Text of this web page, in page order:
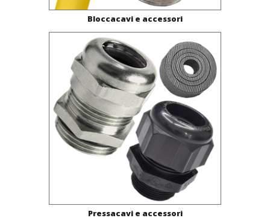
Bloccacavi e accessori
Pressacavi e accessori